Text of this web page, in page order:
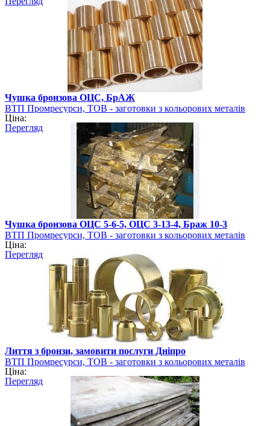
Чушка бронзова ОЦС, БрАЖ
ВТП Промресурси, ТОВ - заготовки з кольорових металів
Ціна:
Перегляд
Чушка бронзова ОЦС 5-6-5, ОЦС 3-13-4, Браж 10-3
ВТП Промресурси, ТОВ - заготовки з кольорових металів
Ціна:
Перегляд
Лиття з бронзи, замовити послуги Дніпро
ВТП Промресурси, ТОВ - заготовки з кольорових металів
Ціна:
Перегляд